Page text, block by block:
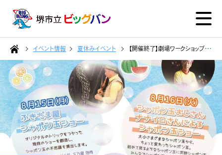
イベント情報 夏休みイベント 【開催終了】劇場ワークショップ｜8月14日・15日・16日 シャボン玉ショー